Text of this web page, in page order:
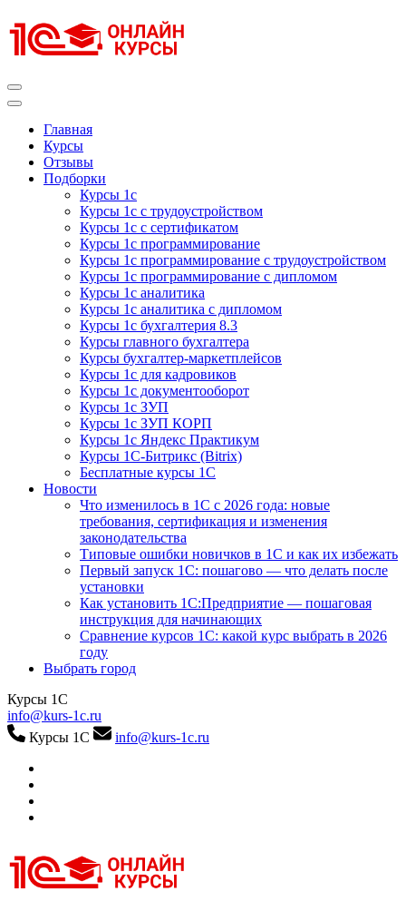
к
содержимому
Главная
Курсы
Отзывы
Подборки
Курсы 1с
Курсы 1с с трудоустройством
Курсы 1с с сертификатом
Курсы 1с программирование
Курсы 1с программирование с трудоустройством
Курсы 1с программирование с дипломом
Курсы 1с аналитика
Курсы 1с аналитика с дипломом
Курсы 1с бухгалтерия 8.3
Курсы главного бухгалтера
Курсы бухгалтер-маркетплейсов
Курсы 1с для кадровиков
Курсы 1с документооборот
Курсы 1с ЗУП
Курсы 1с ЗУП КОРП
Курсы 1с Яндекс Практикум
Курсы 1С-Битрикс (Bitrix)
Бесплатные курсы 1С
Новости
Что изменилось в 1С с 2026 года: новые
требования, сертификация и изменения
законодательства
Типовые ошибки новичков в 1С и как их избежать
Первый запуск 1С: пошагово — что делать после
установки
Как установить 1С:Предприятие — пошаговая
инструкция для начинающих
Сравнение курсов 1С: какой курс выбрать в 2026
году
Выбрать город
Курсы 1С
info@kurs-1c.ru
Курсы 1С
info@kurs-1c.ru